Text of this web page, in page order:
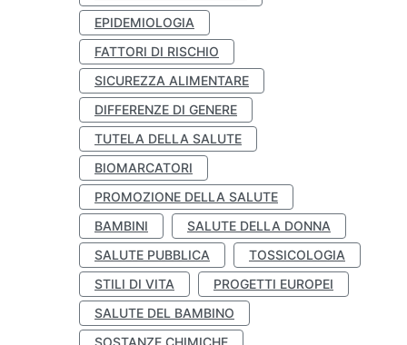
EPIDEMIOLOGIA
FATTORI DI RISCHIO
SICUREZZA ALIMENTARE
DIFFERENZE DI GENERE
TUTELA DELLA SALUTE
BIOMARCATORI
PROMOZIONE DELLA SALUTE
BAMBINI
SALUTE DELLA DONNA
SALUTE PUBBLICA
TOSSICOLOGIA
STILI DI VITA
PROGETTI EUROPEI
SALUTE DEL BAMBINO
SOSTANZE CHIMICHE